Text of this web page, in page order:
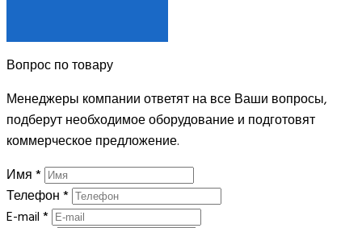
Вопрос по товару
Менеджеры компании ответят на все Ваши вопросы,
подберут необходимое оборудование и подготовят
коммерческое предложение.
Имя*
Телефон*
E-mail*